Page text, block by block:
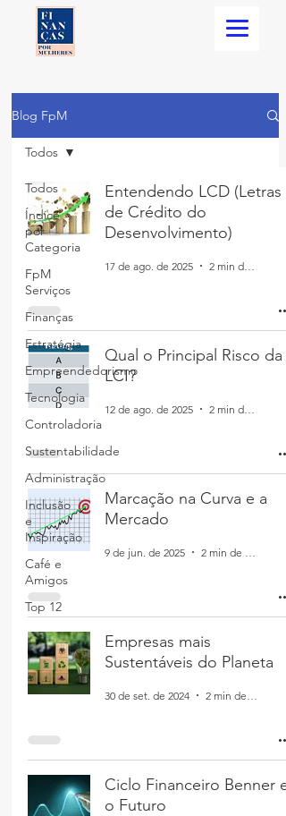
Blog FpM
Todos
Índice
por
Categoria
FpM
Serviços
Finanças
Estratégia
Empreendedorismo
Tecnologia
Controladoria
Sustentabilidade
Administração
Inclusão
e
Inspiração
Café e
Amigos
Top 12
Todos
Entendendo LCD (Letras
de Crédito do
Desenvolvimento)
17 de ago. de 2025
Qual o Principal Risco da
LCI?
12 de ago. de 2025
Marcação na Curva e a
Mercado
9 de jun. de 2025
Empresas mais
Sustentáveis do Planeta
30 de set. de 2024
Ciclo Financeiro Benner e
o Futuro